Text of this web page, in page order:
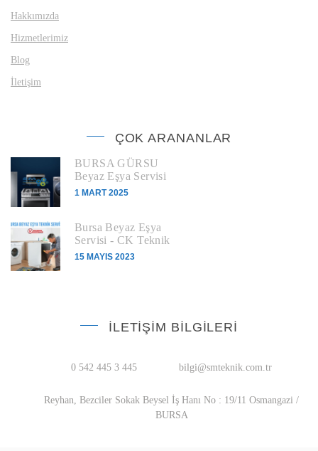
Hakkımızda
Hizmetlerimiz
Blog
İletişim
ÇOK ARANANLAR
BURSA GÜRSU
Beyaz Eşya Servisi
1 MART 2025
Bursa Beyaz Eşya
Servisi - CK Teknik
15 MAYIS 2023
İLETIŞIM BILGILERI
0 542 445 3 445 bilgi@smteknik.com.tr
Reyhan, Bezciler Sokak Beysel İş Hanı No : 19/11 Osmangazi /
BURSA